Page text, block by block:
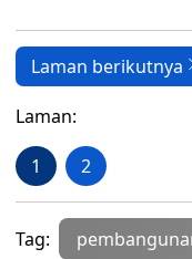
Laman berikutnya
Laman:
1 2
Tag: